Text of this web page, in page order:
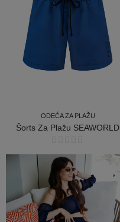
ODEĆA ZA PLAŽU
Šorts Za Plažu SEAWORLD